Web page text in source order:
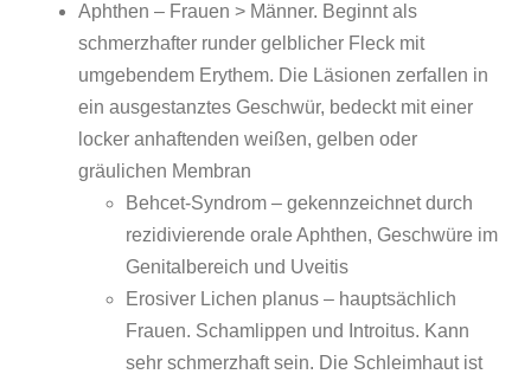
Aphthen – Frauen > Männer. Beginnt als
schmerzhafter runder gelblicher Fleck mit
umgebendem Erythem. Die Läsionen zerfallen in
ein ausgestanztes Geschwür, bedeckt mit einer
locker anhaftenden weißen, gelben oder
gräulichen Membran
Behcet-Syndrom – gekennzeichnet durch
rezidivierende orale Aphthen, Geschwüre im
Genitalbereich und Uveitis
Erosiver Lichen planus – hauptsächlich
Frauen. Schamlippen und Introitus. Kann
sehr schmerzhaft sein. Die Schleimhaut ist